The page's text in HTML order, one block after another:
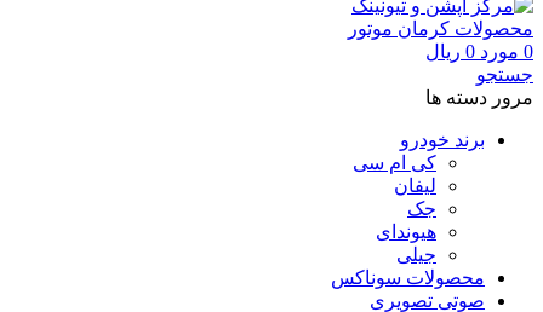
0 مورد 0 ریال
جستجو
مرور دسته ها
برند خودرو
کی ام سی
لیفان
جک
هیوندای
جیلی
محصولات سوناکس
صوتی تصویری